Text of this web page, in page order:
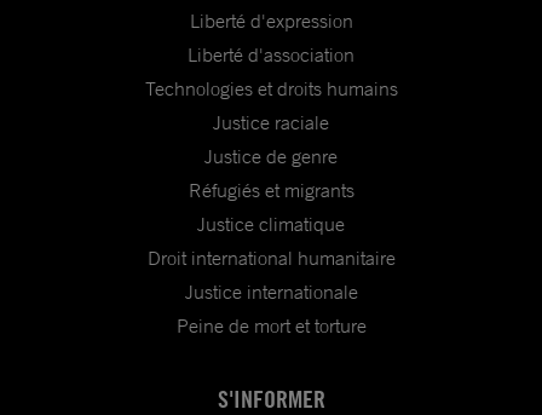
Liberté d'expression
Liberté d'association
Technologies et droits humains
Justice raciale
Justice de genre
Réfugiés et migrants
Justice climatique
Droit international humanitaire
Justice internationale
Peine de mort et torture
S'INFORMER